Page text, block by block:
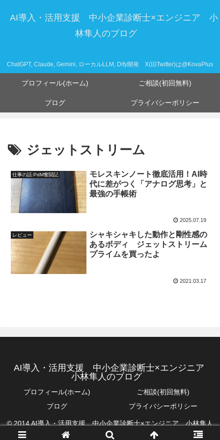
AI導入・活用支援 中小企業診断士×エンジニア 小
林隼人のブログ
ChatGPT, Claude, Gemini, ローカルLLM, Dify開発 X(旧Twitter)は@KovaPlus
プロフィール(ホーム) ご相談(初回無料)
ブログ プライバシーポリシー
ジェットストリーム
仕事の話:PdM奮闘記
モレスキンノート徹底活用！AI時
代に差がつく「アナログ思考」と
最強の手帳術
2025.07.19
レビュー
シャキシャキした動作と剛性感の
あるボディ ジェットストリーム
プライムを買ったよ
2021.03.17
AI導入・活用支援 中小企業診断士×エンジニア
小林隼人のブログ
プロフィール(ホーム)
ご相談(初回無料)
ブログ
プライバシーポリシー
© 2014 AI導入・活用支援 中小企業診断士×エンジニア 小林隼人
のブログ.